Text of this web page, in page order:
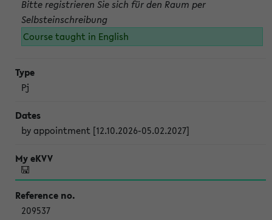
Bitte registrieren Sie sich für den Raum per
Selbsteinschreibung
Course taught in English
Pj
by appointment [12.10.2026-05.02.2027]
209537